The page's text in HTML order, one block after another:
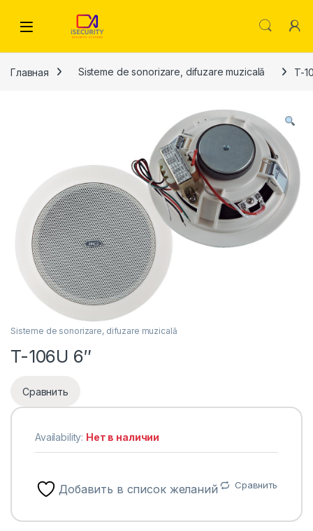
Главная Sisteme de sonorizare, difuzare muzicală T-
Sisteme de sonorizare, difuzare muzicală
T-106U 6″
Сравнить
Availability: Нет в наличии
Добавить в список желаний Сравнить